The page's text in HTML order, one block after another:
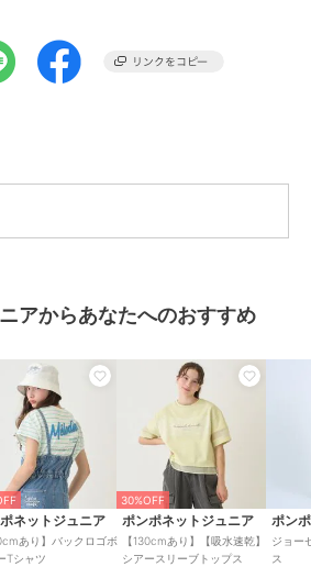
プス ／Tシャツ・カットソ
のお取り扱い方法
アからあなたへのおすすめ
ネットジュニア
あり】バックロゴボ
Tシャツ
30%OFF
ポンポネットジュニア
【130cmあり】【吸水速乾】
シアースリーブトップス
ポン
ジョー
ス